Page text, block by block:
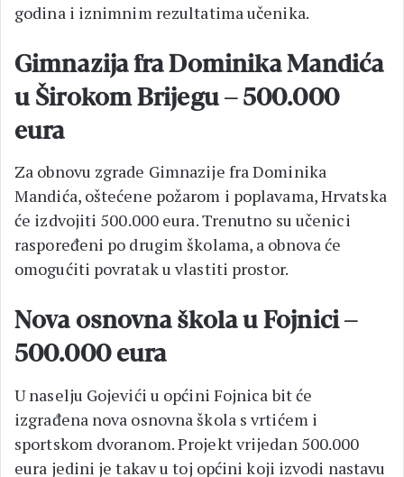
godina i iznimnim rezultatima učenika.
Gimnazija fra Dominika Mandića
u Širokom Brijegu – 500.000
eura
Za obnovu zgrade Gimnazije fra Dominika
Mandića, oštećene požarom i poplavama, Hrvatska
će izdvojiti 500.000 eura. Trenutno su učenici
raspoređeni po drugim školama, a obnova će
omogućiti povratak u vlastiti prostor.
Nova osnovna škola u Fojnici –
500.000 eura
U naselju Gojevići u općini Fojnica bit će
izgrađena nova osnovna škola s vrtićem i
sportskom dvoranom. Projekt vrijedan 500.000
eura jedini je takav u toj općini koji izvodi nastavu